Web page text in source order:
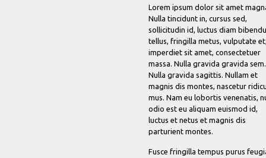
Lorem ipsum dolor sit amet
Nulla tincidunt in, cursus sed,
sollicitudin id, luctus diam
tellus, fringilla metus, vulputate
imperdiet sit amet, consectetuer
massa. Nulla gravida gravida sem.
Nulla gravida sagittis. Nullam et
magnis dis montes, nascetur
mus. Nam eu lobortis venenatis,
odio est eu aliquam euismod id,
luctus et netus et magnis dis
parturient montes.
Fusce fringilla tempus purus